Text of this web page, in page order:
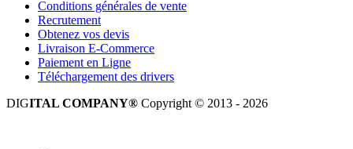
Conditions générales de vente
Recrutement
Obtenez vos devis
Livraison E-Commerce
Paiement en Ligne
Téléchargement des drivers
DIGITAL COMPANY® Copyright © 2013 - 2026